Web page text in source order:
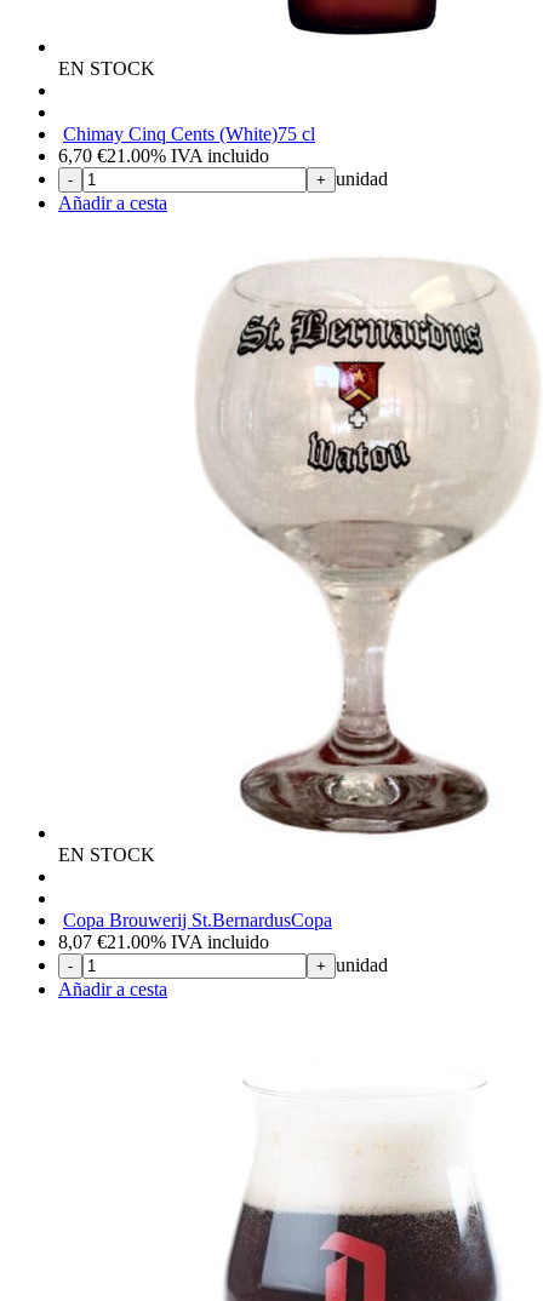
EN STOCK
Chimay Cinq Cents (White)75 cl
6,70 €21.00% IVA incluido
- + unidad
Añadir a cesta
EN STOCK
Copa Brouwerij St.BernardusCopa
8,07 €21.00% IVA incluido
- + unidad
Añadir a cesta